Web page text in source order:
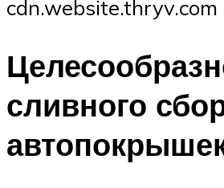
cdn.website.thryv.com
сливного